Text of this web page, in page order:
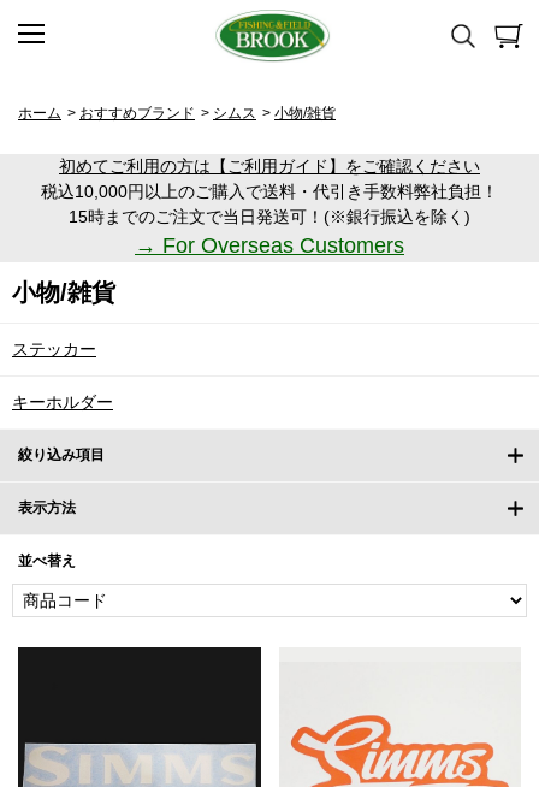
ホーム > おすすめブランド > シムス > 小物/雑貨
初めてご利用の方は【ご利用ガイド】をご確認ください
税込10,000円以上のご購入で送料・代引き手数料弊社負担！
15時までのご注文で当日発送可！(※銀行振込を除く)
→ For Overseas Customers
小物/雑貨
ステッカー
キーホルダー
絞り込み項目
表示方法
並べ替え